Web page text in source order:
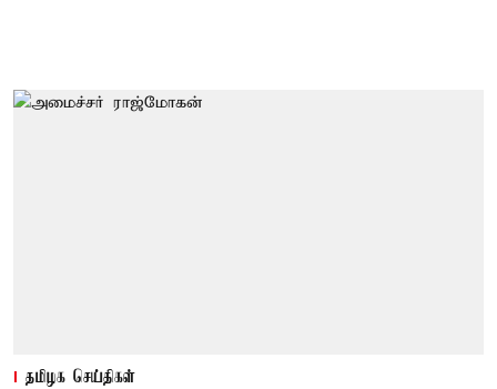
தமிழக செய்திகள்